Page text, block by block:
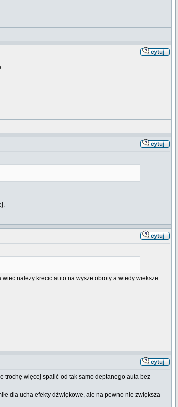
nalezy krecic auto na wysze obroty a wtedy wieksze
trochę więcej spalić od tak samo deptanego auta bez
dla ucha efekty dźwiękowe, ale na pewno nie zwiększa